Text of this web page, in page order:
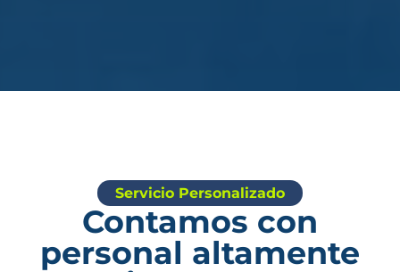
Servicio Personalizado
Contamos con
personal altamente